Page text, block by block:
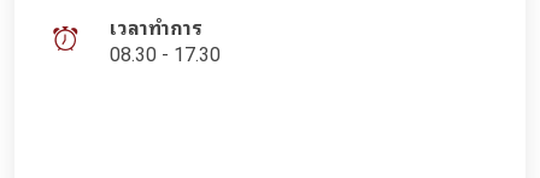
เวลาทำการ
08.30 - 17.30